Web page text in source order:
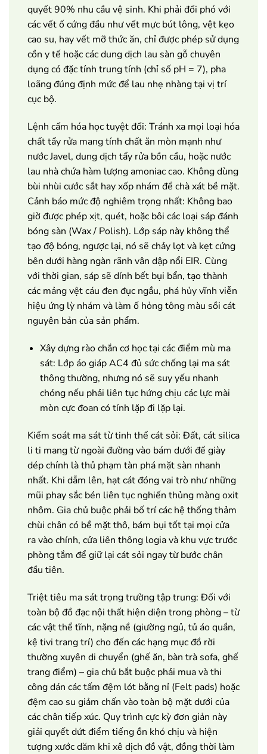
quyết 90% nhu cầu vệ sinh. Khi phải đối phó với
các vết ố cứng đầu như vết mực bút lông, vệt kẹo
cao su, hay vết mỡ thức ăn, chỉ được phép sử dụng
cồn y tế hoặc các dung dịch lau sàn gỗ chuyên
dụng có đặc tính trung tính (chỉ số pH = 7), pha
loãng đúng định mức để lau nhẹ nhàng tại vị trí
cục bộ.
Lệnh cấm hóa học tuyệt đối: Tránh xa mọi loại hóa
chất tẩy rửa mang tính chất ăn mòn mạnh như
nước Javel, dung dịch tẩy rửa bồn cầu, hoặc nước
lau nhà chứa hàm lượng amoniac cao. Không dùng
bùi nhùi cước sắt hay xốp nhám để chà xát bề mặt.
Cảnh báo mức độ nghiêm trọng nhất: Không bao
giờ được phép xịt, quét, hoặc bôi các loại sáp đánh
bóng sàn (Wax / Polish). Lớp sáp này không thể
tạo độ bóng, ngược lại, nó sẽ chảy lọt và kẹt cứng
bên dưới hàng ngàn rãnh vân dập nổi EIR. Cùng
với thời gian, sáp sẽ dính bết bụi bẩn, tạo thành
các mảng vệt cáu đen đục ngầu, phá hủy vĩnh viễn
hiệu ứng lỳ nhám và làm ố hỏng tông màu sồi cát
nguyên bản của sản phẩm.
Xây dựng rào chắn cơ học tại các điểm mù ma
sát: Lớp áo giáp AC4 đủ sức chống lại ma sát
thông thường, nhưng nó sẽ suy yếu nhanh
chóng nếu phải liên tục hứng chịu các lực mài
mòn cực đoan có tính lặp đi lặp lại.
Kiểm soát ma sát từ tinh thể cát sỏi: Đất, cát silica
li ti mang từ ngoài đường vào bám dưới đế giày
dép chính là thủ phạm tàn phá mặt sàn nhanh
nhất. Khi dẫm lên, hạt cát đóng vai trò như những
mũi phay sắc bén liên tục nghiến thủng màng oxit
nhôm. Gia chủ buộc phải bố trí các hệ thống thảm
chùi chân có bề mặt thô, bám bụi tốt tại mọi cửa
ra vào chính, cửa liên thông logia và khu vực trước
phòng tắm để giữ lại cát sỏi ngay từ bước chân
đầu tiên.
Triệt tiêu ma sát trọng trường tập trung: Đối với
toàn bộ đồ đạc nội thất hiện diện trong phòng – từ
các vật thể tĩnh, nặng nề (giường ngủ, tủ áo quần,
kệ tivi trang trí) cho đến các hạng mục đồ rời
thường xuyên di chuyển (ghế ăn, bàn trà sofa, ghế
trang điểm) – gia chủ bắt buộc phải mua và thi
công dán các tấm đệm lót bằng nỉ (Felt pads) hoặc
đệm cao su giảm chấn vào toàn bộ mặt dưới của
các chân tiếp xúc. Quy trình cực kỳ đơn giản này
giải quyết dứt điểm tiếng ồn khó chịu và hiện
tượng xước dăm khi xê dịch đồ vật, đồng thời làm